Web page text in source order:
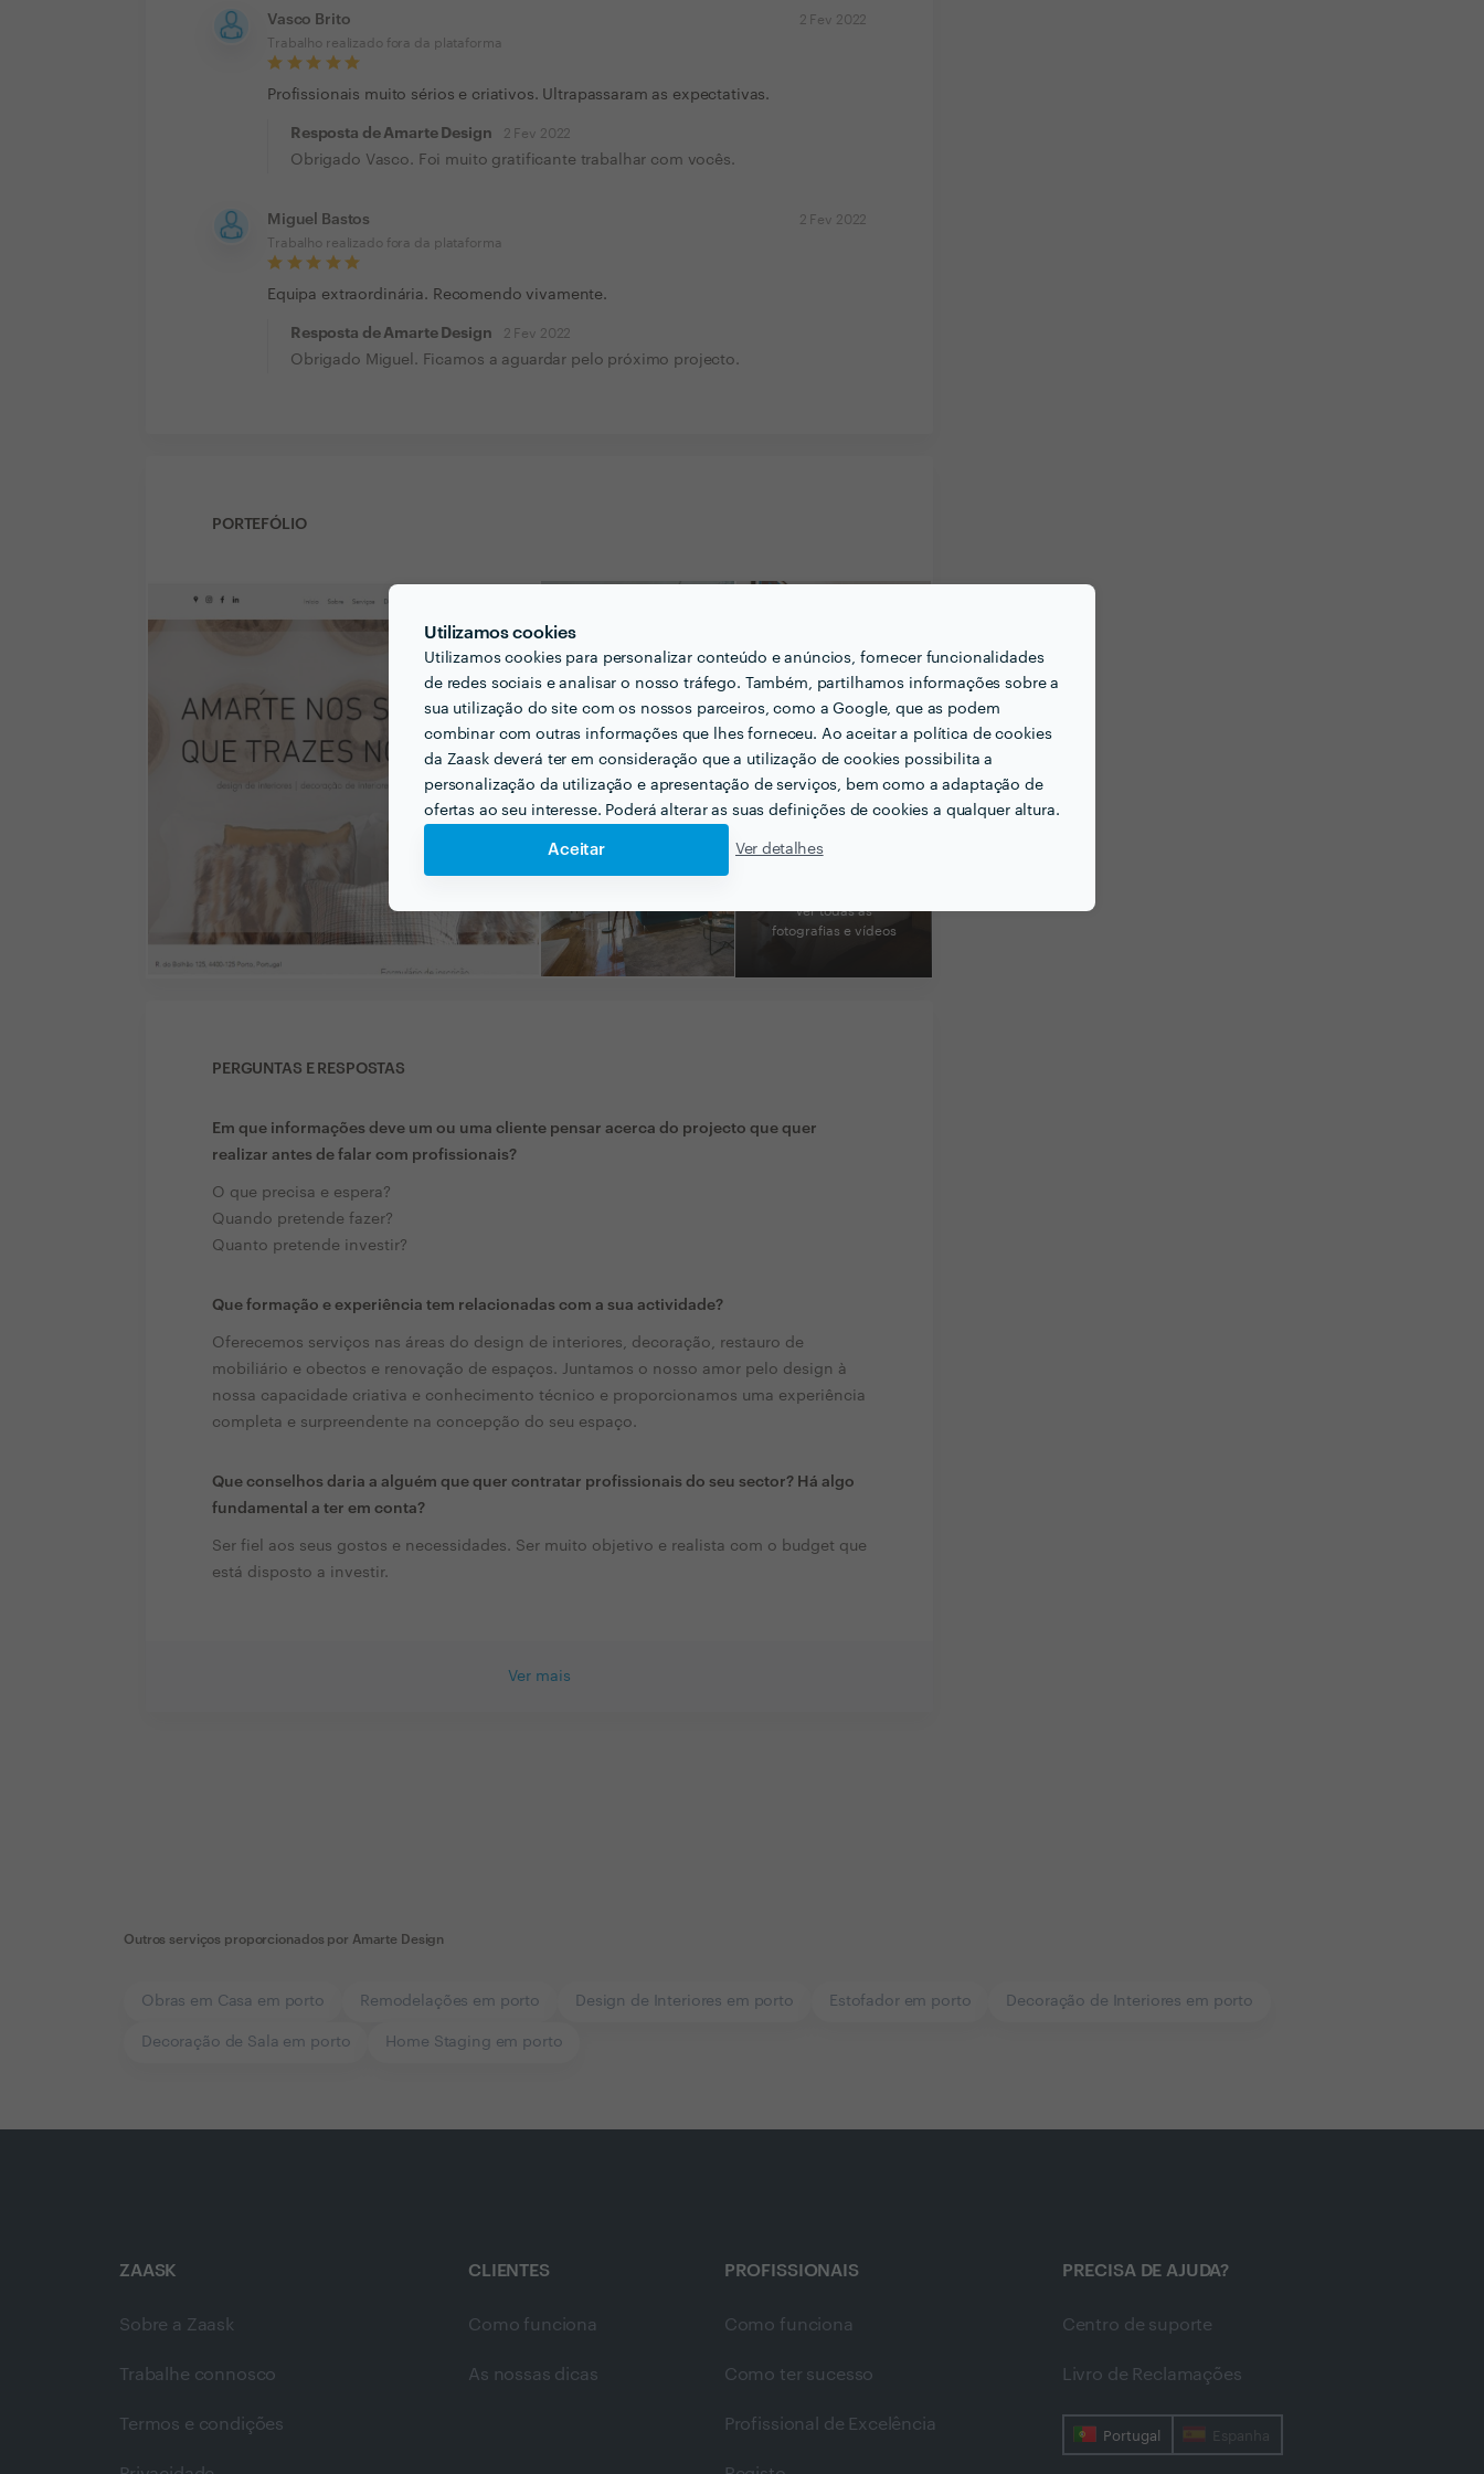
Utilizamos cookies
Utilizamos cookies para personalizar conteúdo e anúncios, fornecer funcionalidades
de redes sociais e analisar o nosso tráfego. Também, partilhamos informações sobre a
sua utilização do site com os nossos parceiros, como a Google, que as podem
combinar com outras informações que lhes forneceu. Ao aceitar a política de cookies
da Zaask deverá ter em consideração que a utilização de cookies possibilita a
personalização da utilização e apresentação de serviços, bem como a adaptação de
ofertas ao seu interesse. Poderá alterar as suas definições de cookies a qualquer altura.
Aceitar Ver detalhes
Vasco Brito
Trabalho realizado fora da plataforma
2 Fev 2022
Profissionais muito sérios e criativos. Ultrapassaram as expectativas.
Resposta de Amarte Design 2 Fev 2022
Obrigado Vasco. Foi muito gratificante trabalhar com vocês.
Miguel Bastos
Trabalho realizado fora da plataforma
2 Fev 2022
Equipa extraordinária. Recomendo vivamente.
Resposta de Amarte Design 2 Fev 2022
Obrigado Miguel. Ficamos a aguardar pelo próximo projecto.
PORTEFÓLIO
Ver todas as
fotografias e vídeos
PERGUNTAS E RESPOSTAS
Em que informações deve um ou uma cliente pensar acerca do projecto que quer
realizar antes de falar com profissionais?
O que precisa e espera?
Quando pretende fazer?
Quanto pretende investir?
Que formação e experiência tem relacionadas com a sua actividade?
Oferecemos serviços nas áreas do design de interiores, decoração, restauro de
mobiliário e obectos e renovação de espaços. Juntamos o nosso amor pelo design à
nossa capacidade criativa e conhecimento técnico e proporcionamos uma experiência
completa e surpreendente na concepção do seu espaço.
Que conselhos daria a alguém que quer contratar profissionais do seu sector? Há algo
fundamental a ter em conta?
Ser fiel aos seus gostos e necessidades. Ser muito objetivo e realista com o budget que
está disposto a investir.
Ver mais
Outros serviços proporcionados por Amarte Design
Obras em Casa em porto Remodelações em porto Design de Interiores em porto Estofador em porto Decoração de Interiores em porto
Decoração de Sala em porto Home Staging em porto
ZAASK
Sobre a Zaask
Trabalhe connosco
Termos e condições
CLIENTES
Como funciona
As nossas dicas
PROFISSIONAIS
Como funciona
Como ter sucesso
Profissional de Excelência
PRECISA DE AJUDA?
Centro de suporte
Livro de Reclamações
Portugal Espanha